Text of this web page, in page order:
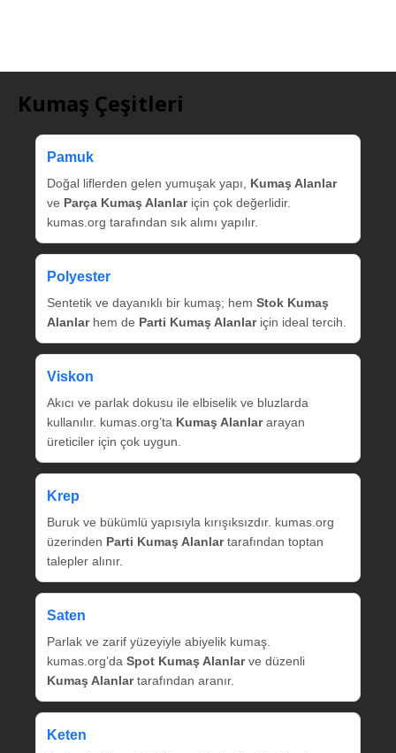
Kumaş Çeşitleri
Pamuk
Doğal liflerden gelen yumuşak yapı, Kumaş Alanlar
ve Parça Kumaş Alanlariçin çok değerlidir.
kumas.org tarafından sık alımı yapılır.
Polyester
Sentetik ve dayanıklı bir kumaş; hem Stok Kumaş
Alanlarhem de Parti Kumaş Alanlariçin ideal tercih.
Viskon
Akıcı ve parlak dokusu ile elbiselik ve bluzlarda
kullanılır. kumas.org’ta Kumaş Alanlararayan
üreticiler için çok uygun.
Krep
Buruk ve bükümlü yapısıyla kırışıksızdır. kumas.org
üzerinden Parti Kumaş Alanlartarafından toptan
talepler alınır.
Saten
Parlak ve zarif yüzeyiyle abiyelik kumaş.
kumas.org’da Spot Kumaş Alanlarve düzenli
Kumaş Alanlartarafından aranır.
Keten